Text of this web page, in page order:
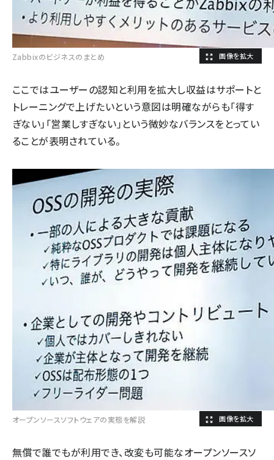
Zabbixのビジネスのまとめ
ここではユーザーの認知と利用を拡大し収益はサポートと
トレーニングで上げたいという意図は明確ながらも「得す
ぎない」「営業しすぎない」という微妙なバランスをとってい
ることが表明されている。
オープンソースソフトウェアの実態を解説
無償で誰でもが利用でき、改変も可能なオープンソースソ